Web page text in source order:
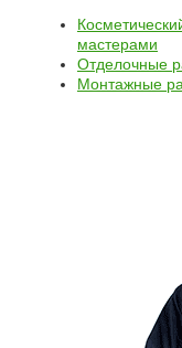
мастерами
Отделочные
Монтажные